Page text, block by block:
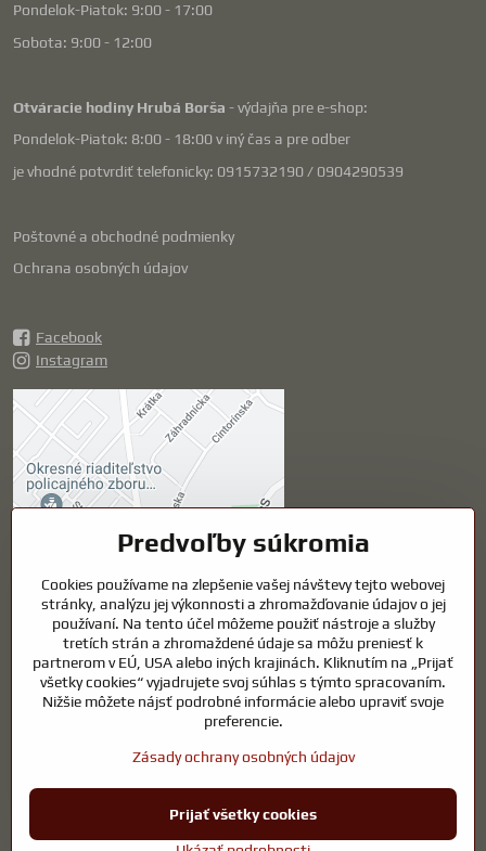
Pondelok-Piatok: 9:00 - 17:00
Sobota: 9:00 - 12:00
Otváracie hodiny Hrubá Borša - výdajňa pre e-shop:
Pondelok-Piatok: 8:00 - 18:00 v iný čas a pre odber
je vhodné potvrdiť telefonicky: 0915732190 / 0904290539
Poštovné a obchodné podmienky
Ochrana osobných údajov
Facebook
Instagram
Externý obsah je
blokovaný Voľbami
súkromia
Prajete si načítať externý obsah?
Povoliť tentokrát
Povoliť a zapamätať -
súhlas s druhom cookie:
Funkčné
Otvoriť obsah v novom okne
©2026Copyright
Predvoľby súkromiaZásady ochrany osobných údajov
Predvoľby súkromia
Cookies používame na zlepšenie vašej návštevy tejto webovej
stránky, analýzu jej výkonnosti a zhromažďovanie údajov o jej
používaní. Na tento účel môžeme použiť nástroje a služby
tretích strán a zhromaždené údaje sa môžu preniesť k
partnerom v EÚ, USA alebo iných krajinách. Kliknutím na „Prijať
všetky cookies“ vyjadrujete svoj súhlas s týmto spracovaním.
Nižšie môžete nájsť podrobné informácie alebo upraviť svoje
preferencie.
Zásady ochrany osobných údajov
Prijať všetky cookies